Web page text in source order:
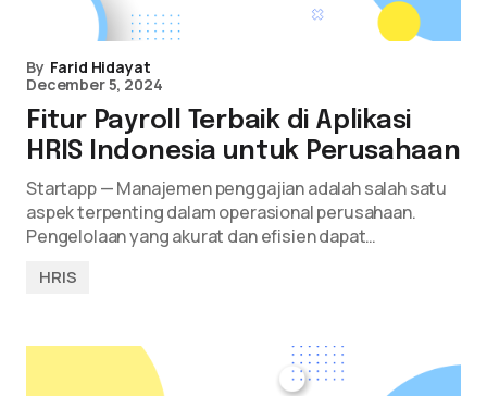
By Farid Hidayat
December 5, 2024
Fitur Payroll Terbaik di Aplikasi
HRIS Indonesia untuk Perusahaan
Startapp — Manajemen penggajian adalah salah satu
aspek terpenting dalam operasional perusahaan.
Pengelolaan yang akurat dan efisien dapat…
HRIS